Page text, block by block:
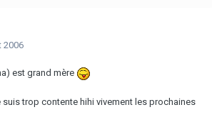
2006
est grand mère
suis trop contente hihi vivement les prochaines